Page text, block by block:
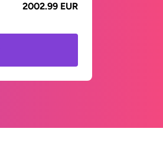
2002.99 EUR